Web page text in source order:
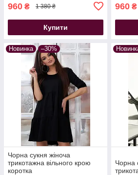
960 ₴ 1 380 ₴
Купити
960 ₴
Новинка –30%
Чорна сукня жіноча
трикотажна вільного крою
коротка
Чорна